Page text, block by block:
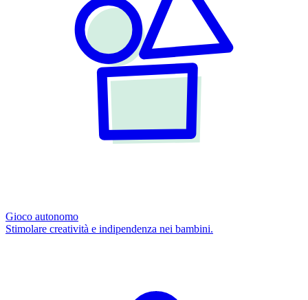
Gioco autonomo
Stimolare creatività e indipendenza nei bambini.